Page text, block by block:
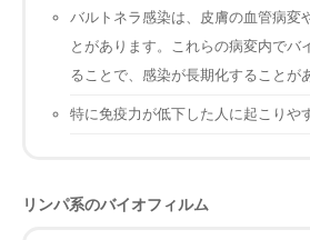
バルトネラ感染は、皮膚の血管病変
とがあります。これらの病変内でバ
ることで、感染が長期化することが
特に免疫力が低下した人に起こりや
リンパ系のバイオフィルム